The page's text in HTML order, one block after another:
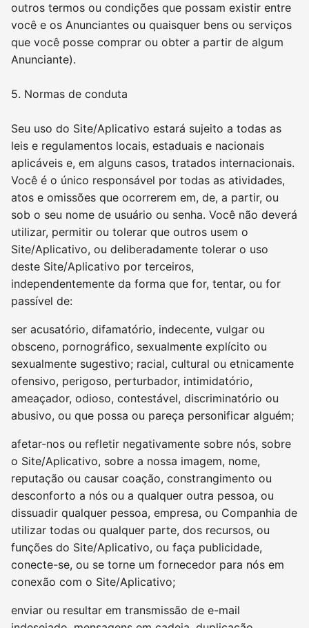
outros termos ou condições que possam existir entre
você e os Anunciantes ou quaisquer bens ou serviços
que você posse comprar ou obter a partir de algum
Anunciante).
5. Normas de conduta
Seu uso do Site/Aplicativo estará sujeito a todas as
leis e regulamentos locais, estaduais e nacionais
aplicáveis e, em alguns casos, tratados internacionais.
Você é o único responsável por todas as atividades,
atos e omissões que ocorrerem em, de, a partir, ou
sob o seu nome de usuário ou senha. Você não deverá
utilizar, permitir ou tolerar que outros usem o
Site/Aplicativo, ou deliberadamente tolerar o uso
deste Site/Aplicativo por terceiros,
independentemente da forma que for, tentar, ou for
passível de:
ser acusatório, difamatório, indecente, vulgar ou
obsceno, pornográfico, sexualmente explícito ou
sexualmente sugestivo; racial, cultural ou etnicamente
ofensivo, perigoso, perturbador, intimidatório,
ameaçador, odioso, contestável, discriminatório ou
abusivo, ou que possa ou pareça personificar alguém;
afetar-nos ou refletir negativamente sobre nós, sobre
o Site/Aplicativo, sobre a nossa imagem, nome,
reputação ou causar coação, constrangimento ou
desconforto a nós ou a qualquer outra pessoa, ou
dissuadir qualquer pessoa, empresa, ou Companhia de
utilizar todas ou qualquer parte, dos recursos, ou
funções do Site/Aplicativo, ou faça publicidade,
conecte-se, ou se torne um fornecedor para nós em
conexão com o Site/Aplicativo;
enviar ou resultar em transmissão de e-mail